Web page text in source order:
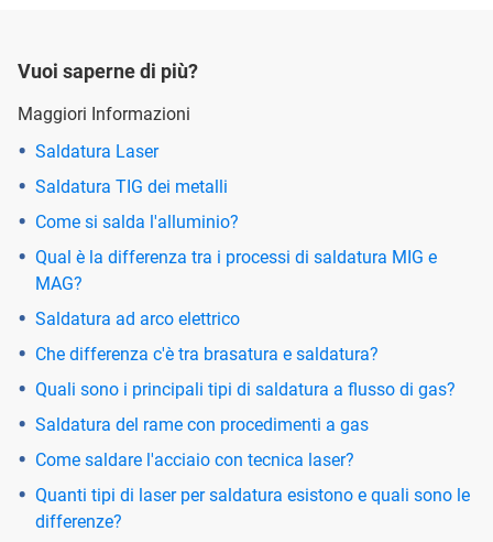
Vuoi saperne di più?
Maggiori Informazioni
Saldatura Laser
Saldatura TIG dei metalli
Come si salda l'alluminio?
Qual è la differenza tra i processi di saldatura MIG e
MAG?
Saldatura ad arco elettrico
Che differenza c'è tra brasatura e saldatura?
Quali sono i principali tipi di saldatura a flusso di gas?
Saldatura del rame con procedimenti a gas
Come saldare l'acciaio con tecnica laser?
Quanti tipi di laser per saldatura esistono e quali sono le
differenze?